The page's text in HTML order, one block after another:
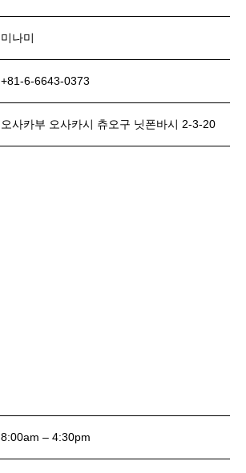
미나미
+81-6-6643-0373
오사카부 오사카시 츄오구 닛폰바시 2-3-20
8:00am – 4:30pm